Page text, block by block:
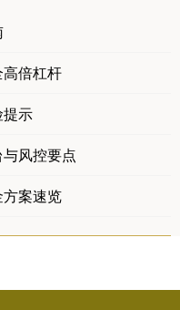
倍杠杆
示
风控要点
案速览